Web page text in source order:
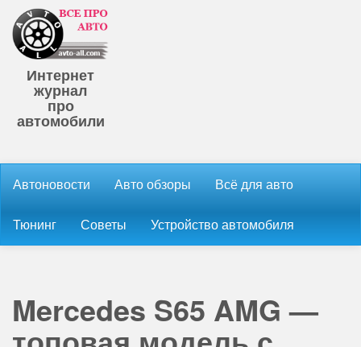
Интернет
журнал
про
автомобили
Автоновости Авто обзоры Всё для авто
Тюнинг Советы Устройство автомобиля
Mercedes S65 AMG —